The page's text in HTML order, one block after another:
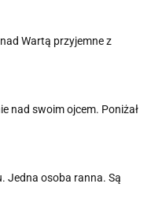
Wartą przyjemne z
nad swoim ojcem. Poniżał
Jedna osoba ranna. Są